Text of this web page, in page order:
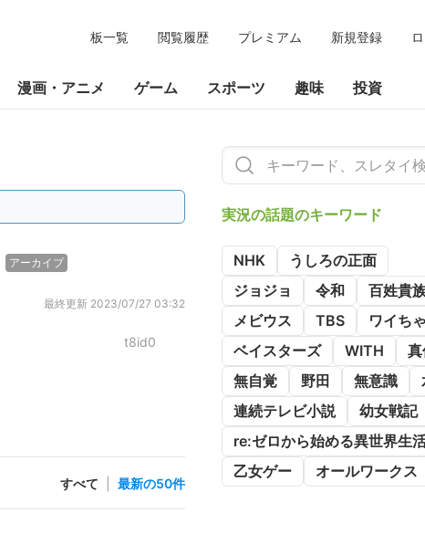
板一覧 閲覧履歴 プレミアム 新規登録
漫画・アニメ ゲーム スポーツ 趣味 投資
アーカイブ
最終更新 2023/07/27 03:32
t8id0
すべて 最新の50件
実況の話題のキーワード
NHK
うしろの正面
ジョジョ
令和
百姓貴
メビウス
TBS
ワイち
ベイスターズ
WITH
無自覚
野田 無意識
連続テレビ小説
幼女戦記
re:ゼロから始める異世界生
乙女ゲー
オールワークス